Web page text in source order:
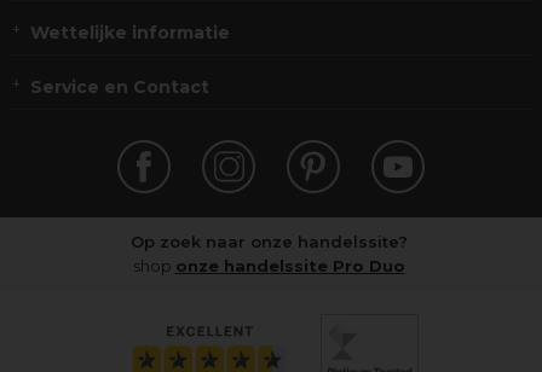
Wettelijke informatie
Service en Contact
Op zoek naar onze handelssite?
shop onze handelssite Pro Duo